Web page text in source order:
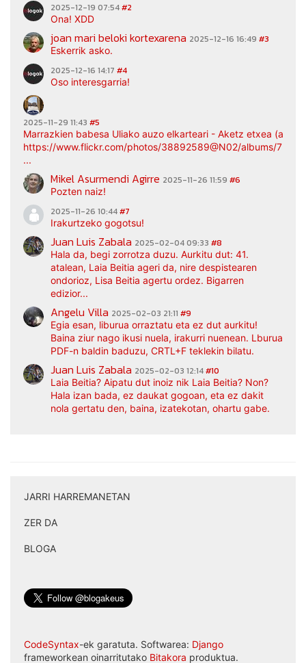
2025-12-19 07:54#2
Ona! XDD
joan mari beloki kortexarena 2025-12-16 16:49 #3
Eskerrik asko.
2025-12-16 14:17 #4
Oso interesgarria!
2025-11-29 11:43 #5
Marrazkien babesa Uliako auzo elkarteari - Aketz etxea
https://www.flickr.com/photos/38892589@N02/albums/
...
Mikel Asurmendi Agirre 2025-11-26 11:59 #6
Pozten naiz!
2025-11-26 10:44#7
Irakurtzeko gogotsu!
Juan Luis Zabala 2025-02-04 09:33 #8
Hala da, begi zorrotza duzu. Aurkitu dut: 41.
atalean, Laia Beitia ageri da, nire despistearen
ondorioz, Lisa Beitia agertu ordez. Bigarren
edizior...
Angelu Villa 2025-02-03 21:11 #9
Egia esan, liburua orraztatu eta ez dut aurkitu!
Baina ziur nago ikusi nuela, irakurri nuenean. Lburua
PDF-n baldin baduzu, CRTL+F teklekin bilatu.
Juan Luis Zabala 2025-02-03 12:14#10
Laia Beitia? Aipatu dut inoiz nik Laia Beitia? Non?
Hala izan bada, ez daukat gogoan, eta ez dakit
nola gertatu den, baina, izatekotan, ohartu gabe.
JARRI HARREMANETAN
ZER DA
BLOGA
CodeSyntax-ek garatuta. Softwarea: Django
frameworkean oinarritutako Bitakora produktua.